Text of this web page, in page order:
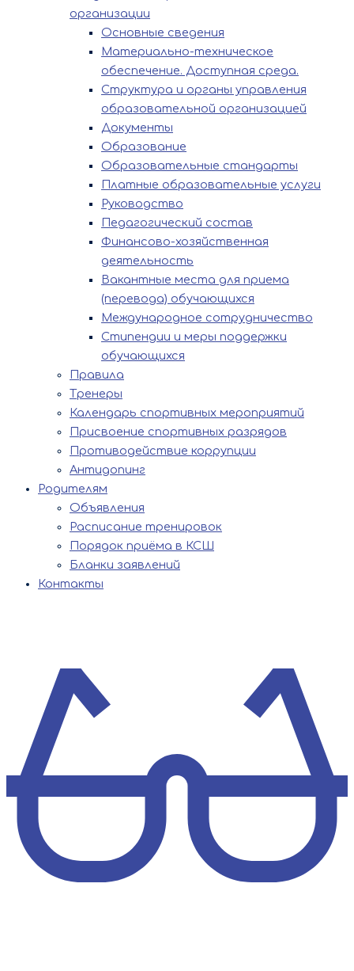
организации
Основные сведения
Материально-техническое
обеспечение. Доступная среда.
Структура и органы управления
образовательной организацией
Документы
Образование
Образовательные стандарты
Платные образовательные услуги
Руководство
Педагогический состав
Финансово-хозяйственная
деятельность
Вакантные места для приема
(перевода) обучающихся
Международное сотрудничество
Стипендии и меры поддержки
обучающихся
Правила
Тренеры
Календарь спортивных мероприятий
Присвоение спортивных разрядов
Противодействие коррупции
Антидопинг
Родителям
Объявления
Расписание тренировок
Порядок приёма в КСШ
Бланки заявлений
Контакты